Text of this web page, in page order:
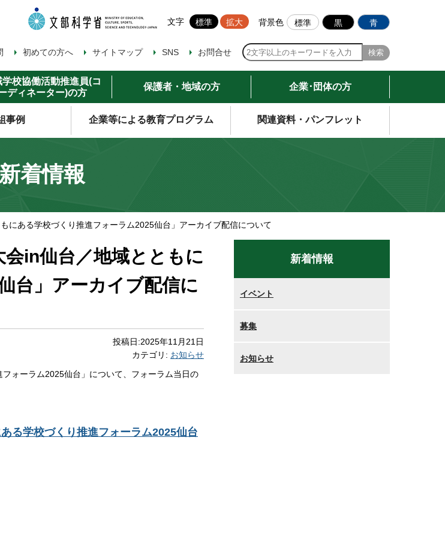
文字 標準 拡大 背景色 標準 黒 青
初めての方へ サイトマップ SNS お問合せ
学校協働活動推進員(コ
ディネーター)の方
保護者・地域の方 企業･団体の方
事例 企業等による教育プログラム 関連資料・パンフレット
新着情報
にある学校づくり推進フォーラム2025仙台」アーカイブ配信について
会in仙台／地域とともに
台」アーカイブ配信に
投稿日:2025年11月21日
カテゴリ: お知らせ
ォーラム2025仙台 」について、フォーラム当日の
る学校づくり推進フォーラム2025仙台
新着情報
イベント
募集
お知らせ